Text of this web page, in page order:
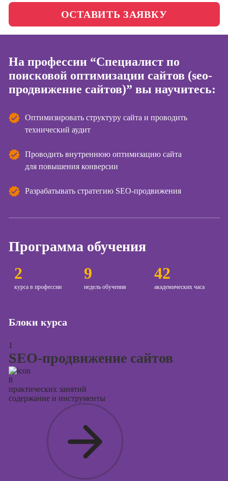
Онлайн-обучение Курсы
копирайтинга
Курсы по
созданию
Курсы по
продвижение
продвижения в
социальных
продюсирования
ОСТАВИТЬ ЗАЯВКУ
На профессии “Специалист по
поисковой оптимизации сайтов (seo-
продвижение сайтов)” вы научитесь:
Оптимизировать структуру сайта и проводить
технический аудит
Проводить внутреннюю оптимизацию сайта
для повышения конверсии
Разрабатывать стратегию SEO-продвижения
2
курса в профессии
9
недель обучения
42
академических часа
Программа обучения
Блоки курса
1
SEO-продвижение сайтов
8
практических занятий
содержание и инструменты